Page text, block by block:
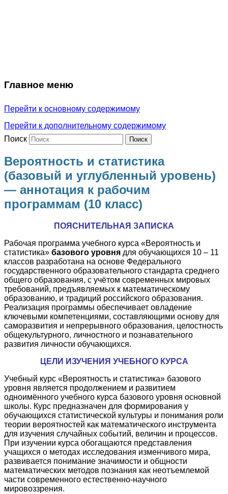
Главное меню
Перейти к основному содержимому
Перейти к дополнительному содержимому
Поиск
Вероятность и статистика
(базовый и углубленный уровень)
— аннотация к рабочим
программам (10 класс)
ПОЯСНИТЕЛЬНАЯ ЗАПИСКА
Рабочая программа учебного курса «Вероятность и
статистика» базового уровня для обучающихся 10 – 11
классов разработана на основе Федерального
государственного образовательного стандарта среднего
общего образования, с учётом современных мировых
требований, предъявляемых к математическому
образованию, и традиций российского образования.
Реализация программы обеспечивает овладение
ключевыми компетенциями, составляющими основу для
саморазвития и непрерывного образования, целостность
общекультурного, личностного и познавательного
развития личности обучающихся.
ЦЕЛИ ИЗУЧЕНИЯ УЧЕБНОГО КУРСА
Учебный курс «Вероятность и статистика» базового
уровня является продолжением и развитием
одноимённого учебного курса базового уровня основной
школы. Курс предназначен для формирования у
обучающихся статистической культуры и понимания роли
теории вероятностей как математического инструмента
для изучения случайных событий, величин и процессов.
При изучении курса обогащаются представления
учащихся о методах исследования изменчивого мира,
развивается понимание значимости и общности
математических методов познания как неотъемлемой
части современного естественно-научного
мировоззрения.